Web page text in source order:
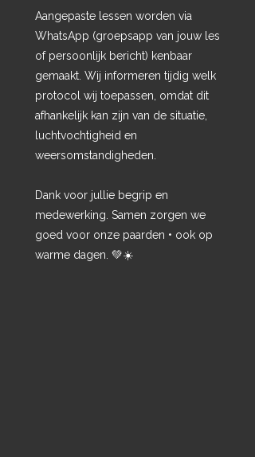
Aangepaste lessen worden via
WhatsApp (groepsapp van jouw les
of persoonlijk bericht) kenbaar
gemaakt. Wij informeren tijdig welk
protocol wij toepassen, omdat dit
afhankelijk kan zijn van de situatie,
luchtvochtigheid en
weersomstandigheden.
Dank voor jullie begrip en
medewerking. Samen zorgen we
goed voor onze paarden • ook op
warme dagen. 💚☀️